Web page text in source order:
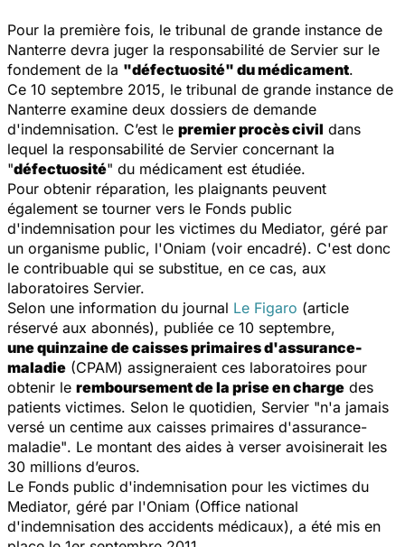
Pour la première fois, le tribunal de grande instance de
Nanterre devra juger la responsabilité de Servier sur le
fondement de la "défectuosité" du médicament.
Ce 10 septembre 2015, le tribunal de grande instance de
Nanterre examine deux dossiers de demande
d'indemnisation. C’est le premier procès civil dans
lequel la responsabilité de Servier concernant la
"défectuosité" du médicament est étudiée.
Pour obtenir réparation, les plaignants peuvent
également se tourner vers le Fonds public
d'indemnisation pour les victimes du Mediator, géré par
un organisme public, l'Oniam (voir encadré). C'est donc
le contribuable qui se substitue, en ce cas, aux
laboratoires Servier.
Selon une information du journal Le Figaro (article
réservé aux abonnés), publiée ce 10 septembre,
une quinzaine de caisses primaires d'assurance-
maladie (CPAM) assigneraient ces laboratoires pour
obtenir le remboursement de la prise en charge des
patients victimes. Selon le quotidien, Servier "n'a jamais
versé un centime aux caisses primaires d'assurance-
maladie". Le montant des aides à verser avoisinerait les
30 millions d’euros.
Le Fonds public d'indemnisation pour les victimes du
Mediator, géré par l'Oniam (Office national
d'indemnisation des accidents médicaux), a été mis en